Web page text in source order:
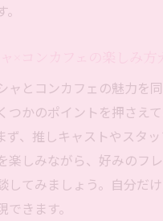
ャとコンカフェの魅力を
つかのポイントを押さえ
ず、推しキャストやスタ
楽しみながら、好みのフ
してみましょう。自分だ
できます。